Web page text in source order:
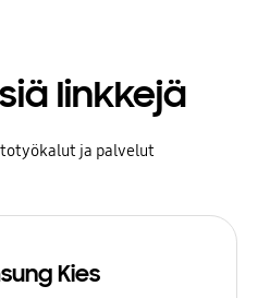
linkkejä
ja palvelut
Kies